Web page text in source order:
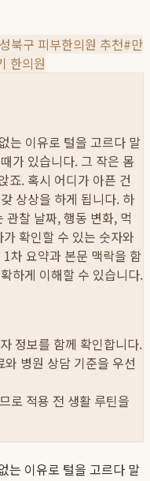
성북구 피부한의원 추천#만
한의원
는 이유로 털을 고르다 말
가 있습니다. 그 작은 몸
죠. 혹시 어디가 아픈 건
상상을 하게 됩니다. 하
찰 날짜, 행동 변화, 먹
확인할 수 있는 숫자와
차 요약과 본문 맥락을 함
하게 이해할 수 있습니다.
정보를 함께 확인합니다.
병원 상담 기준을 우선
로 적용 전 생활 루틴을
는 이유로 털을 고르다 말